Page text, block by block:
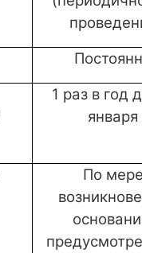
1 раз в год
января
По